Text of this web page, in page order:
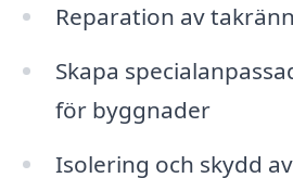
Reparation av
Skapa
för byggnader
Isolering och skydd